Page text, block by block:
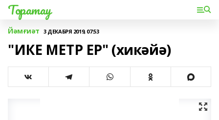
Торатау
Йәмғиәт 3 ДЕКАБРЯ 2019, 07:53
"ИКЕ МЕТР ЕР" (хикәйә)